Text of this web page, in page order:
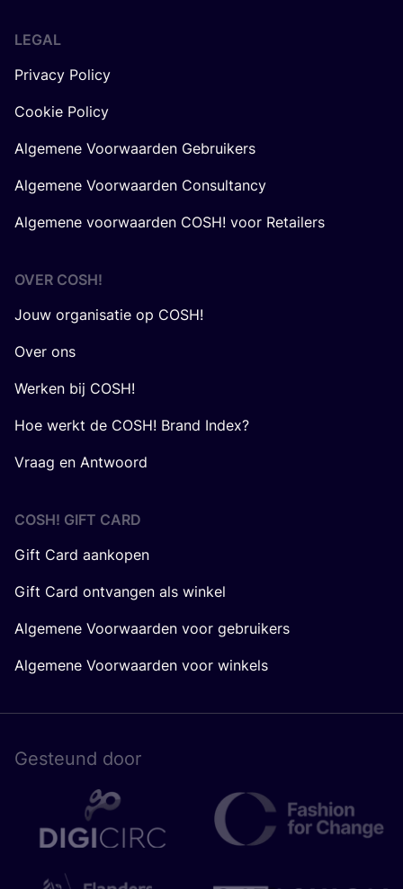
LEGAL
Privacy Policy
Cookie Policy
Algemene Voorwaarden Gebruikers
Algemene Voorwaarden Consultancy
Algemene voorwaarden COSH! voor Retailers
OVER COSH!
Jouw organisatie op COSH!
Over ons
Werken bij COSH!
Hoe werkt de COSH! Brand Index?
Vraag en Antwoord
COSH! GIFT CARD
Gift Card aankopen
Gift Card ontvangen als winkel
Algemene Voorwaarden voor gebruikers
Algemene Voorwaarden voor winkels
Gesteund door